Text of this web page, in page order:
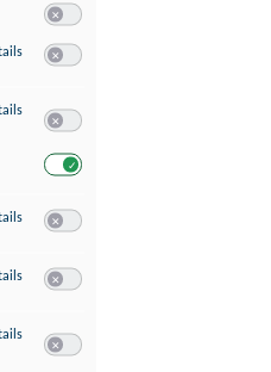
zu Speichern von oder Zugriff auf
zu Verwendung reduzierter Daten zur
zu Erstellung von Profilen für
zu Verwendung von Profilen zur Auswahl
zu Messung der Werbeleistung